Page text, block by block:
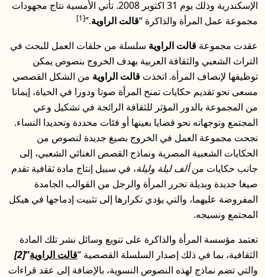
الإسكندرية وذلك يوم 31 اكتوبر 2008. تأتي الأمسية نتاج مجهودات
والذاكرة “ قالت الراوية.”
الراويةسلسلة من حلقات العمل للبحث في
العربية بهدف الخروج بنصوص يمكن
اتخذتقالت الراويةمن الشكل القصصي
تمنح المرأة صوتا ودورا في الحياة، إيمانا
المؤثر للثقافة الرائجة في تشكيل وعي
نحو قضايا بعينها أو فئات محددة وتحديدا النساء.
في الخروج بصيغ جديدة لنصوص من
المصرية ونماذج القصص الغنائي الشعبي، إلى
ألف ليلة وليلة ، في سبيل إنتاج مادة ثقافية تقدم
تحرر المرأة والرجل من القوالب الجامدة
والتي يؤدي تكرارها إلى تثبيت إدماجها في هيكل
والذاكرة على تنويع وسائل نشر تلك المادة
ذلك إصدار السلسلة القصصية “قالت الراوية“
[2]
لهذه النصوص النسوية، بالإضافة إلى عقد قراءات